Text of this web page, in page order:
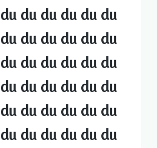
du du du du du
du du du du du
du du du du du
du du du du du
du du du du du
du du du du du